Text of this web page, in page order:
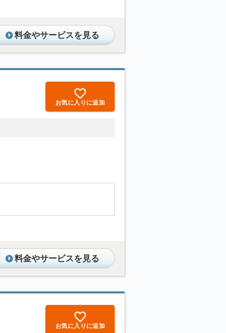
料金やサービスを見る
お気に入りに追加
料金やサービスを見る
お気に入りに追加